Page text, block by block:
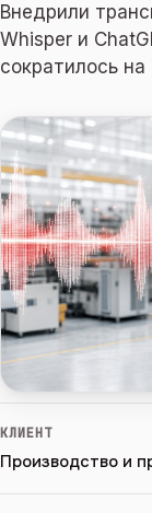
Внедрили
Whisper и
сократилось на
КЛИЕНТ
Производство и